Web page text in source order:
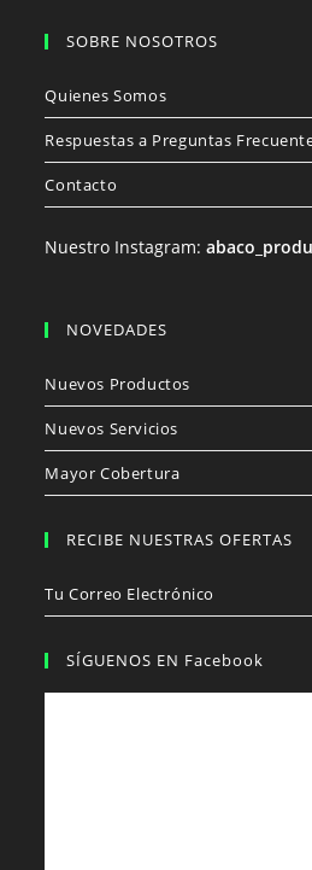
SOBRE NOSOTROS
Quienes Somos
Respuestas a Preguntas
Contacto
Nuestro Instagram:
NOVEDADES
Nuevos Productos
Nuevos Servicios
Mayor Cobertura
RECIBE NUESTRAS OFERTAS
Tu Correo Electrónico
SÍGUENOS EN Facebook